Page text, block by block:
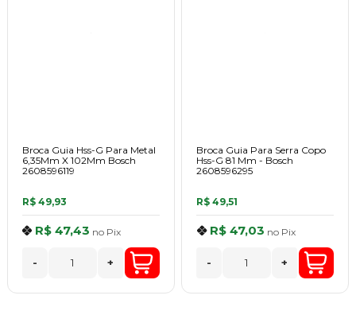
Broca Guia Hss-G Para Metal
6,35Mm X 102Mm Bosch
2608596119
R$ 49,93
R$ 47,43 no Pix
- +
Broca Guia Para Serra Copo
Hss-G 81 Mm - Bosch
2608596295
R$ 49,51
R$ 47,03 no Pix
- +